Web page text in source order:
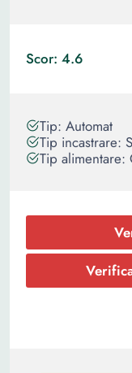
Scor: 4.6
Tip: Automat
Tip incastrare:
Tip alimentare: